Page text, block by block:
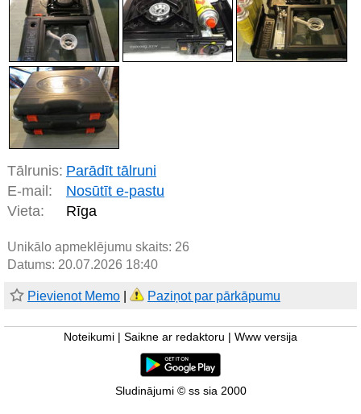
Tālrunis: Parādīt tālruni
E-mail:
Nosūtīt e-pastu
Vieta:
Rīga
Unikālo apmeklējumu skaits: 26
Datums: 20.07.2026 18:40
Pievienot Memo Paziņot par pārkāpumu
Noteikumi Saikne ar redaktoru Www versija
Sludinājumi © ss sia 2000